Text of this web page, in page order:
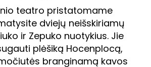
teatro pristatomame
dviejų neišskiriamų
ir Zepuko nuotykius. Jie
plėšiką Hocenplocą,
branginamą kavos